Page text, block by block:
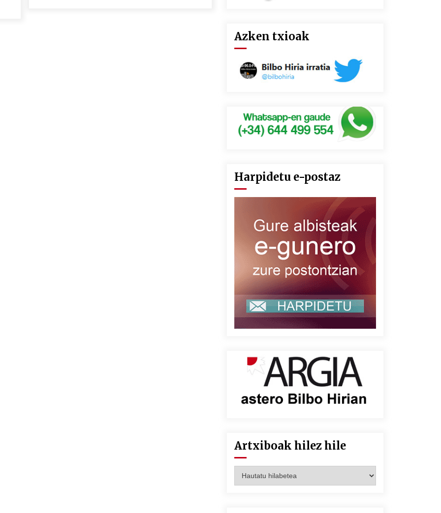
Azken txioak
Harpidetu e-postaz
Artxiboak hilez hile
hilez